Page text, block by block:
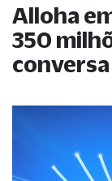
Alloha
350